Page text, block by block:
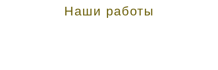
Наши работы